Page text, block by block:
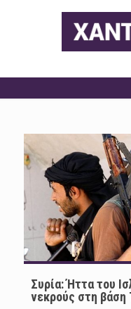
Συρία: Ήττα του
νεκρούς στη βάση